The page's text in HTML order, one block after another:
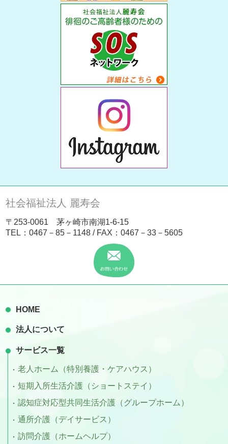
社会福祉法人 麗寿会
〒253-0061 茅ヶ崎市南湖1-6-15
TEL：0467－85－1148 / FAX：0467－33－5605
HOME
法人について
サービス一覧
老人ホーム（特別養護・ケアハウス）
短期入所生活介護（ショートステイ）
認知症対応型共同生活介護（グループホーム）
通所介護（デイサービス）
訪問介護（ホームヘルプ）